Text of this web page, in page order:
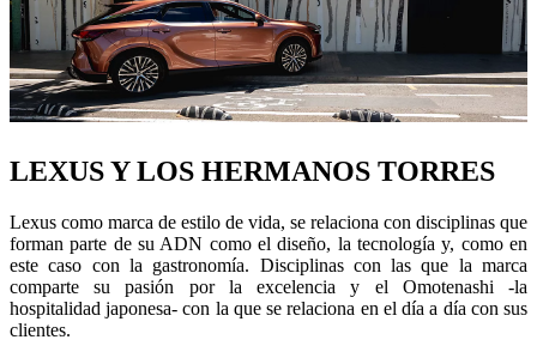
LEXUS Y LOS HERMANOS TORRES
Lexus como marca de estilo de vida, se relaciona con disciplinas que
forman parte de su ADN como el diseño, la tecnología y, como en
este caso con la gastronomía. Disciplinas con las que la marca
comparte su pasión por la excelencia y el Omotenashi -la
hospitalidad japonesa- con la que se relaciona en el día a día con sus
clientes.